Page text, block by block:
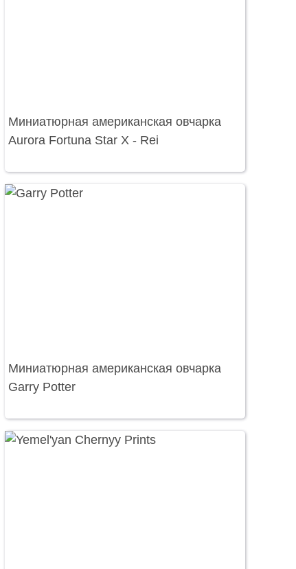
Миниатюрная американская овчарка
Aurora Fortuna Star X - Rei
Миниатюрная американская овчарка
Garry Potter